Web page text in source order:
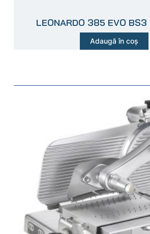
LEONARDO 385 EVO BS3
Adaugă în coș